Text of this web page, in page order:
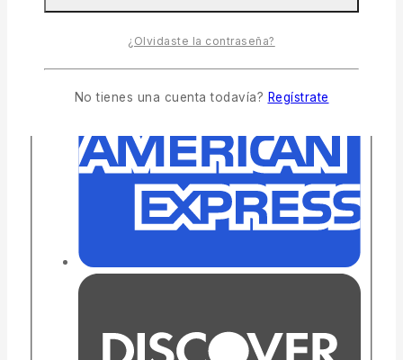
¿Olvidaste la contraseña?
No tienes una cuenta todavía? Regístrate